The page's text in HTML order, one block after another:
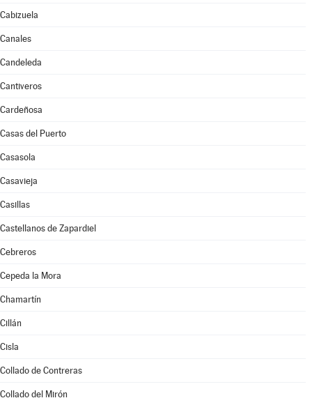
Cabizuela
Canales
Candeleda
Cantiveros
Cardeñosa
Casas del Puerto
Casasola
Casavieja
Casillas
Castellanos de Zapardiel
Cebreros
Cepeda la Mora
Chamartín
Cillán
Cisla
Collado de Contreras
Collado del Mirón